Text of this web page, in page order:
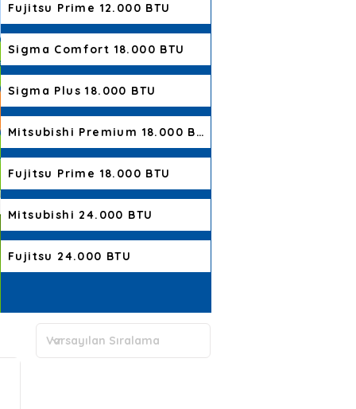
Fujitsu Prime 12.000 BTU
Sigma Comfort 18.000 BTU
Sigma Plus 18.000 BTU
Mitsubishi Premium 18.000 BTU
Fujitsu Prime 18.000 BTU
Mitsubishi 24.000 BTU
Fujitsu 24.000 BTU